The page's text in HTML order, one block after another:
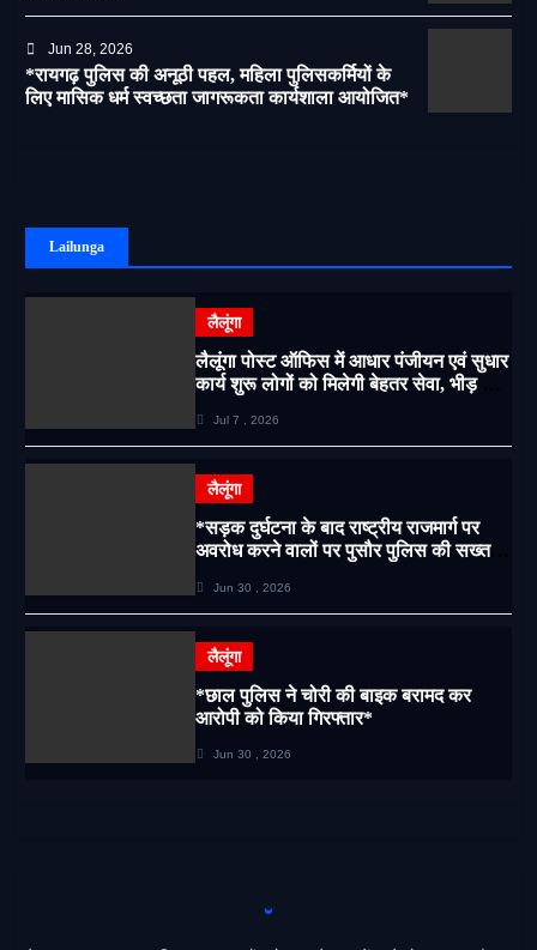
Jun 28, 2026
*रायगढ़ पुलिस की अनूठी पहल, महिला पुलिसकर्मियों के
लिए मासिक धर्म स्वच्छता जागरूकता कार्यशाला आयोजित*
Lailunga
लैलूंगा
लैलूंगा पोस्ट ऑफिस में आधार पंजीयन एवं सुधार
कार्य शुरू लोगों को मिलेगी बेहतर सेवा, भीड़ से
Jul 7 , 2026
लैलूंगा
*सड़क दुर्घटना के बाद राष्ट्रीय राजमार्ग पर
अवरोध करने वालों पर पुसौर पुलिस की सख्त
Jun 30 , 2026
लैलूंगा
*छाल पुलिस ने चोरी की बाइक बरामद कर
आरोपी को किया गिरफ्तार*
Jun 30 , 2026